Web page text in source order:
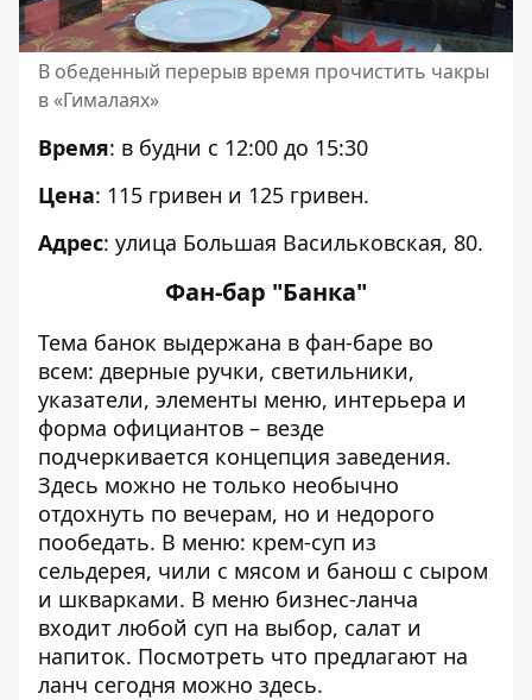
В обеденный перерыв время прочистить чакры
в «Гималаях»
Время: в будни с 12:00 до 15:30
Цена: 115 гривен и 125 гривен.
Адрес: улица Большая Васильковская, 80.
Фан-бар "Банка"
Тема банок выдержана в фан-баре во
всем: дверные ручки, светильники,
указатели, элементы меню, интерьера и
форма официантов – везде
подчеркивается концепция заведения.
Здесь можно не только необычно
отдохнуть по вечерам, но и недорого
пообедать. В меню: крем-суп из
сельдерея, чили с мясом и банош с сыром
и шкварками. В меню бизнес-ланча
входит любой суп на выбор, салат и
напиток. Посмотреть что предлагают на
ланч сегодня можно здесь.